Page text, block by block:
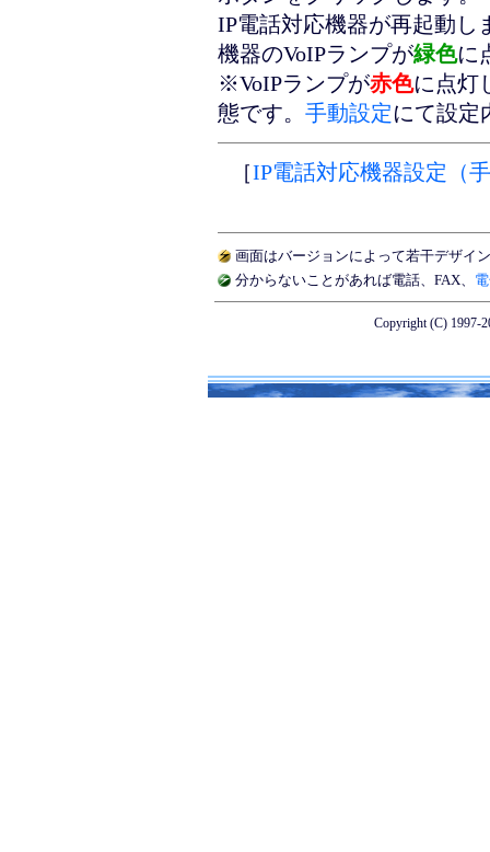
IP電話対応機器が再起動し
機器のVoIPランプが緑色に
※VoIPランプが赤色に点灯
態です。 手動設定にて設定
［IP電話対応機器設定（
画面はバージョンによって若干デザイ
分からないことがあれば電話、 FAX、
Copyright (C) 1997-